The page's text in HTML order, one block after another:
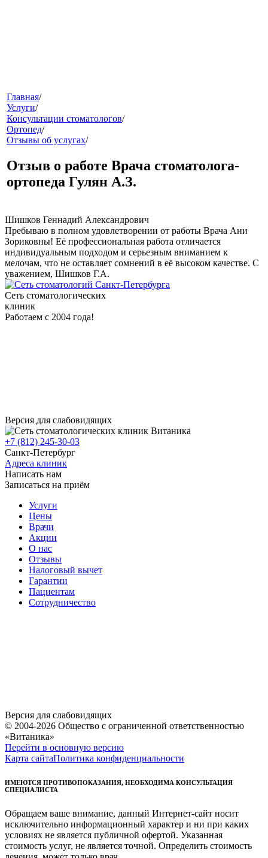
меню
клиники
Главная/
Услуги/
Консультации стоматологов/
Ортопед/
Отзывы об услугах/
Отзыв о работе Врача стоматолога-
ортопеда Гулян А.З.
Шишков Геннадий Александрович
Пребываю в полном удовлетворении от работы Врача Ани
Зориковны! Её профессиональная работа отличается
индивидуальным подходом и серьезным вниманием к
мелочам, что не оставляет сомнений в её высоком качестве. С
уважением, Шишков Г.А.
Сеть стоматологических
клиник
Работаем с 2004 года!
Версия для слабовидящих
+7 (812) 245-30-03
Санкт-Петербург
Адреса клиник
Написать нам
Записаться на приём
Услуги
Цены
Врачи
Акции
О нас
Отзывы
Налоговый вычет
Гарантии
Пациентам
Сотрудничество
Версия для слабовидящих
© 2004-2026 Общество с ограниченной ответственностью
«Витаника»
Перейти в основную версию
Карта сайтаПолитика конфиденциальности
ИМЕЮТСЯ ПРОТИВОПОКАЗАНИЯ, НЕОБХОДИМА КОНСУЛЬТАЦИЯ
СПЕЦИАЛИСТА
Обращаем ваше внимание, данный Интернет-сайт носит
исключительно информационный характер и ни при каких
условиях не является публичной офертой. Указанная
стоимость услуг, не является точной. Определить стоимость